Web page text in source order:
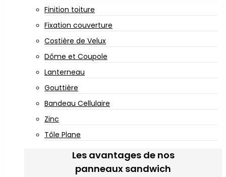
Finition toiture
Fixation couverture
Costière de Velux
Dôme et Coupole
Lanterneau
Gouttière
Bandeau Cellulaire
Zinc
Tôle Plane
Les avantages de nos
panneaux sandwich